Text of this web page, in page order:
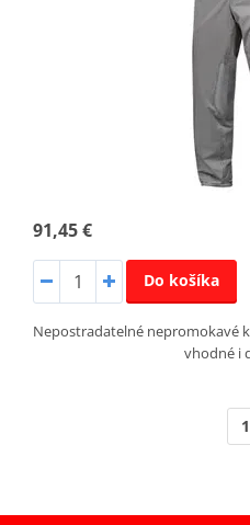
91,45 €
Do košíka
Nepostradatelné nepromokavé
vhodné i
1